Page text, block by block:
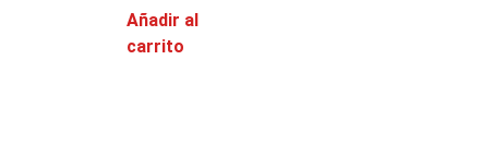
Añadir al
carrito